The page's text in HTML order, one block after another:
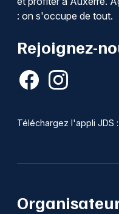
: on s'occupe de tout.
Rejoignez-
Téléchargez l'appli JDS :